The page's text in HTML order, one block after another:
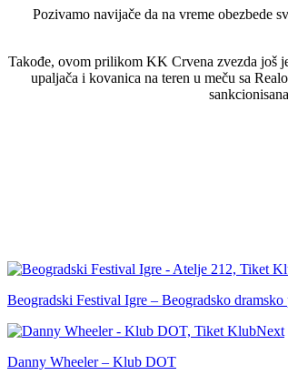
Pozivamo navijače da na vreme obezbede
Takođe, ovom prilikom KK Crvena zvezda još
upaljača i kovanica na teren u meču sa
Beogradski Festival Igre – Beogradsko dramsko
Next
Danny Wheeler – Klub DOT